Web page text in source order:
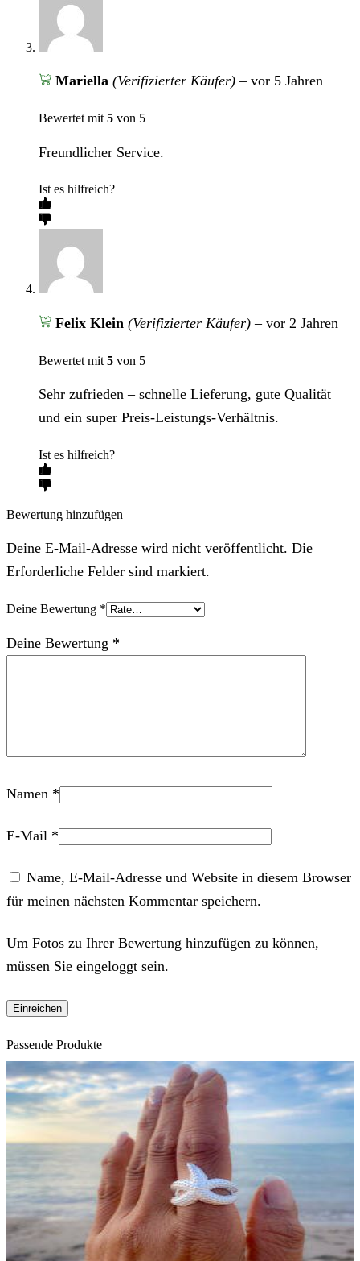
Mariella (Verifizierter Käufer) – vor 5 Jahren
Bewertet mit 5 von 5
Freundlicher Service.
Ist es hilfreich?
Felix Klein (Verifizierter Käufer) – vor 2 Jahren
Bewertet mit 5 von 5
Sehr zufrieden – schnelle Lieferung, gute Qualität
und ein super Preis-Leistungs-Verhältnis.
Ist es hilfreich?
Bewertung hinzufügen
Deine E-Mail-Adresse wird nicht veröffentlicht. Die
Erforderliche Felder sind markiert.
Deine Bewertung *
Deine Bewertung *
Namen *
E-Mail *
Name, E-Mail-Adresse und Website in diesem Browser
für meinen nächsten Kommentar speichern.
Um Fotos zu Ihrer Bewertung hinzufügen zu können,
müssen Sie eingeloggt sein.
Passende Produkte